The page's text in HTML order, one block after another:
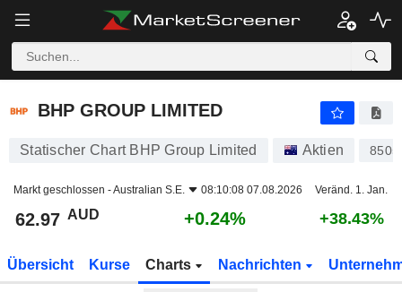
BHP GROUP LIMITED
BHP GROUP LIMITED
Statischer Chart BHP Group Limited Aktien
Markt geschlossen -Australian S.E. 08:10:08 07.08.2026 Veränd. 1. Jan.
62.97 AUD +0.24% +38.43%
Übersicht Kurse Charts Nachrichten